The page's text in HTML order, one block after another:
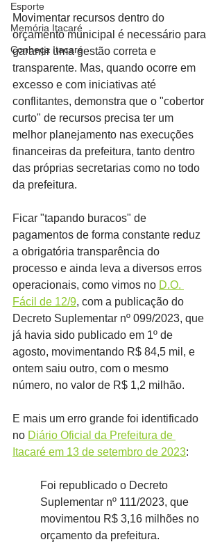
Esporte
Memória Itacaré
Conheça Itacaré
Movimentar recursos dentro do
orçamento municipal é necessário para
garantir uma gestão correta e
transparente. Mas, quando ocorre em
excesso e com iniciativas até
conflitantes, demonstra que o "cobertor
curto" de recursos precisa ter um
melhor planejamento nas execuções
financeiras da prefeitura, tanto dentro
das próprias secretarias como no todo
da prefeitura.
Ficar "tapando buracos" de
pagamentos de forma constante reduz
a obrigatória transparência do
processo e ainda leva a diversos erros
operacionais, como vimos no D.O.
Fácil de 12/9, com a publicação do
Decreto Suplementar nº 099/2023, que
já havia sido publicado em 1º de
agosto, movimentando R$ 84,5 mil, e
ontem saiu outro, com o mesmo
número, no valor de R$ 1,2 milhão.
E mais um erro grande foi identificado
no Diário Oficial da Prefeitura de
Itacaré em 13 de setembro de 2023:
Foi republicado o Decreto
Suplementar nº 111/2023, que
movimentou R$ 3,16 milhões no
orçamento da prefeitura.